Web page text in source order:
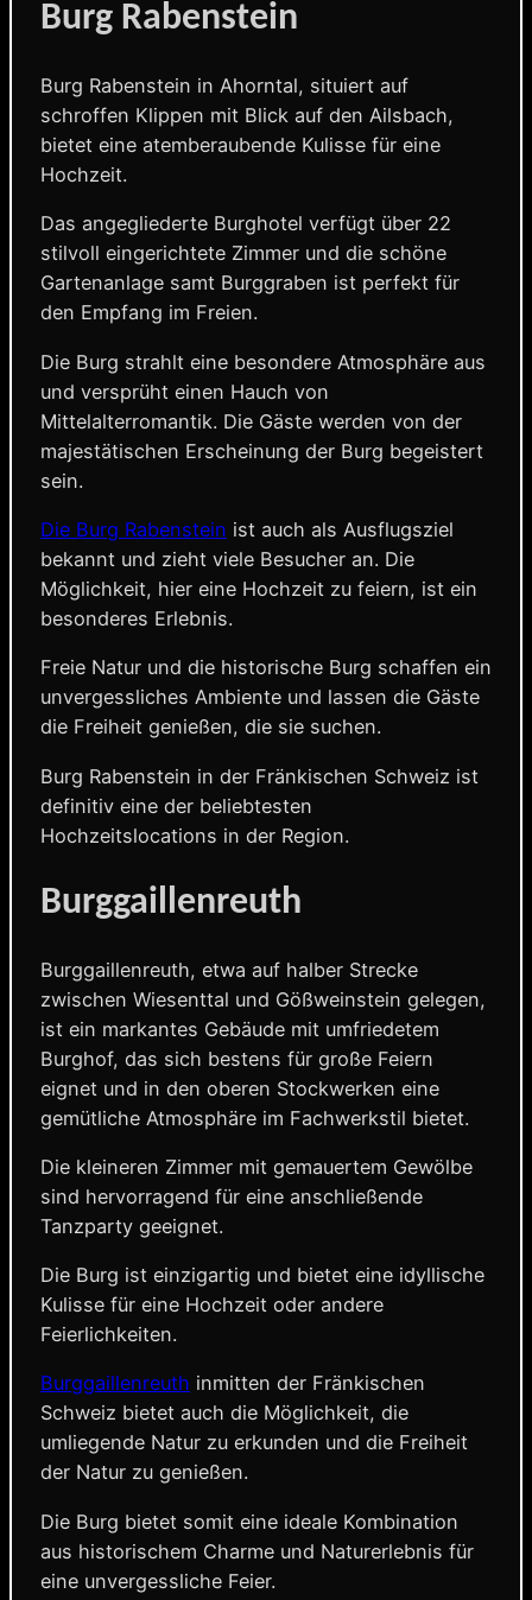
Burg Rabenstein
Burg Rabenstein in Ahorntal, situiert auf
schroffen Klippen mit Blick auf den Ailsbach,
bietet eine atemberaubende Kulisse für eine
Hochzeit.
Das angegliederte Burghotel verfügt über 22
stilvoll eingerichtete Zimmer und die schöne
Gartenanlage samt Burggraben ist perfekt für
den Empfang im Freien.
Die Burg strahlt eine besondere Atmosphäre aus
und versprüht einen Hauch von
Mittelalterromantik. Die Gäste werden von der
majestätischen Erscheinung der Burg begeistert
sein.
Die Burg Rabenstein ist auch als Ausflugsziel
bekannt und zieht viele Besucher an. Die
Möglichkeit, hier eine Hochzeit zu feiern, ist ein
besonderes Erlebnis.
Freie Natur und die historische Burg schaffen ein
unvergessliches Ambiente und lassen die Gäste
die Freiheit genießen, die sie suchen.
Burg Rabenstein in der Fränkischen Schweiz ist
definitiv eine der beliebtesten
Hochzeitslocations in der Region.
Burggaillenreuth
Burggaillenreuth, etwa auf halber Strecke
zwischen Wiesenttal und Gößweinstein gelegen,
ist ein markantes Gebäude mit umfriedetem
Burghof, das sich bestens für große Feiern
eignet und in den oberen Stockwerken eine
gemütliche Atmosphäre im Fachwerkstil bietet.
Die kleineren Zimmer mit gemauertem Gewölbe
sind hervorragend für eine anschließende
Tanzparty geeignet.
Die Burg ist einzigartig und bietet eine idyllische
Kulisse für eine Hochzeit oder andere
Feierlichkeiten.
Burggaillenreuth inmitten der Fränkischen
Schweiz bietet auch die Möglichkeit, die
umliegende Natur zu erkunden und die Freiheit
der Natur zu genießen.
Die Burg bietet somit eine ideale Kombination
aus historischem Charme und Naturerlebnis für
eine unvergessliche Feier.